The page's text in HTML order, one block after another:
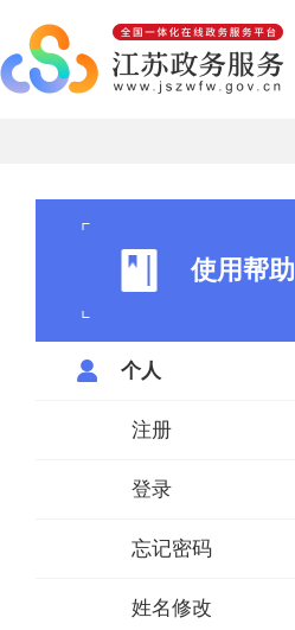
使用帮助
个人
注册
登录
忘记密码
姓名修改